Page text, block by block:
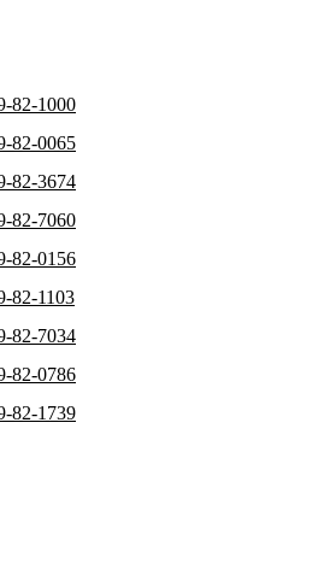
82-1000
82-0065
82-3674
82-7060
82-0156
82-1103
82-7034
82-0786
82-1739